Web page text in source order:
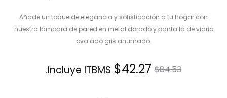
Añade un toque de elegancia y sofisticación a tu hogar con
nuestra lámpara de pared en metal dorado y pantalla de vidrio
ovalado gris ahumado.
$84.53
El
$42.27
El
Incluye ITBMS.